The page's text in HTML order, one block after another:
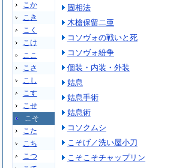
こか
こき
こく
こけ
ここ
こさ
こし
こす
こせ
こそ
こた
こち
こつ
固相法
木槍保留二亜
コソヴォの戦いと死
コソヴォ紛争
個装・内装・外装
姑息
姑息手術
姑息術
コソクムシ
こそげ／洗い屋小刀
こそこそチャップリン